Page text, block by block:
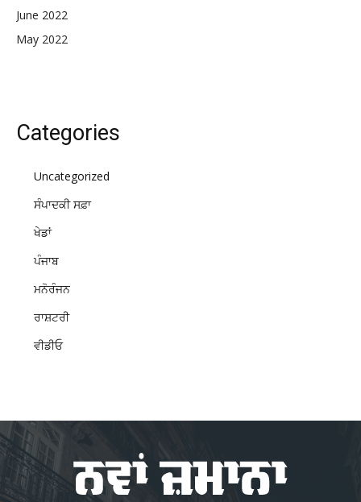
June 2022
May 2022
Categories
Uncategorized
ਸੰਪਾਦਕੀ ਸਫ਼ਾ
ਖੇਡਾਂ
ਪੰਜਾਬ
ਮਨੋਰੰਜਨ
ਰਾਸ਼ਟਰੀ
ਵੀਡੀਓ